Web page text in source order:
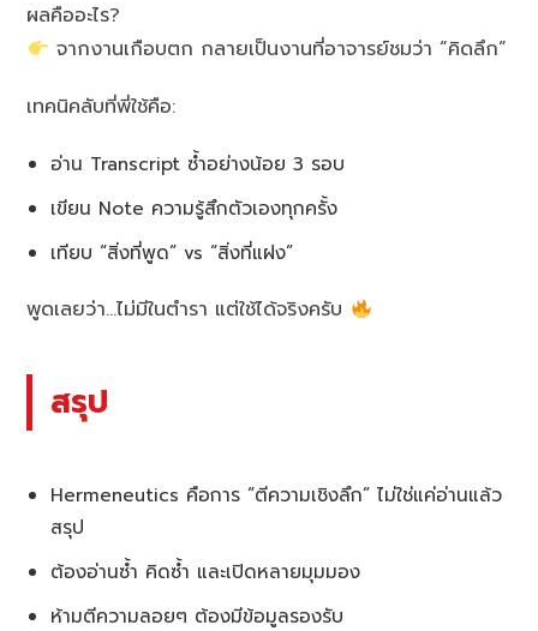
ผลคืออะไร?
จากงานเกือบตก กลายเป็นงานที่อาจารย์ชมว่า “คิดลึก”
เทคนิคลับที่พี่ใช้คือ:
อ่าน Transcript ซ้ำอย่างน้อย 3 รอบ
เขียน Note ความรู้สึกตัวเองทุกครั้ง
เทียบ “สิ่งที่พูด” vs “สิ่งที่แฝง”
พูดเลยว่า…ไม่มีในตำรา แต่ใช้ได้จริงครับ
สรุป
Hermeneutics คือการ “ตีความเชิงลึก” ไม่ใช่แค่อ่านแล้ว
สรุป
ต้องอ่านซ้ำ คิดซ้ำ และเปิดหลายมุมมอง
ห้ามตีความลอยๆ ต้องมีข้อมูลรองรับ